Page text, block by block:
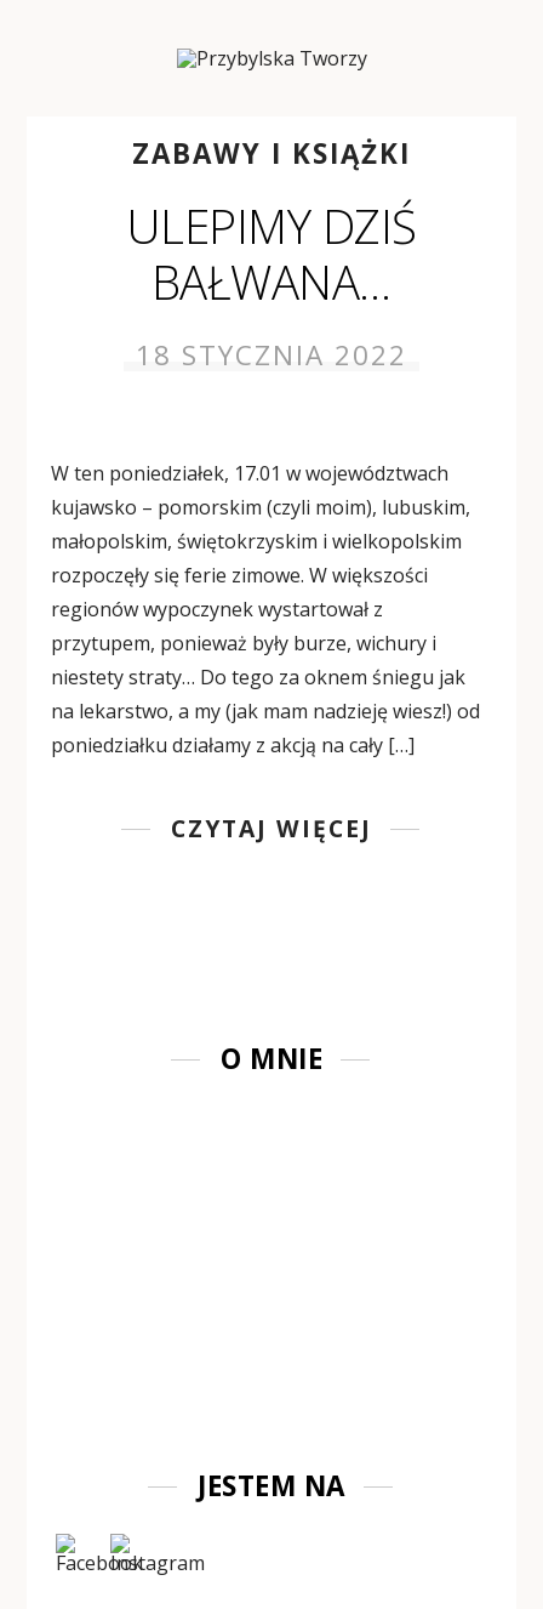
ZABAWY I KSIĄŻKI
ULEPIMY DZIŚ
BAŁWANA…
18 STYCZNIA 2022
W ten poniedziałek, 17.01 w województwach
kujawsko – pomorskim (czyli moim), lubuskim,
małopolskim, świętokrzyskim i wielkopolskim
rozpoczęły się ferie zimowe. W większości
regionów wypoczynek wystartował z
przytupem, ponieważ były burze, wichury i
niestety straty… Do tego za oknem śniegu jak
na lekarstwo, a my (jak mam nadzieję wiesz!) od
poniedziałku działamy z akcją na cały […]
CZYTAJ WIĘCEJ
O MNIE
JESTEM NA